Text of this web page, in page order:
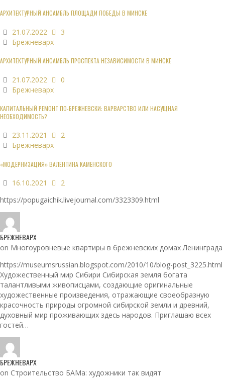
АРХИТЕКТУРНЫЙ АНСАМБЛЬ ПЛОЩАДИ ПОБЕДЫ В МИНСКЕ
21.07.2022
3
Брежневарх
АРХИТЕКТУРНЫЙ АНСАМБЛЬ ПРОСПЕКТА НЕЗАВИСИМОСТИ В МИНСКЕ
21.07.2022
0
Брежневарх
КАПИТАЛЬНЫЙ РЕМОНТ ПО-БРЕЖНЕВСКИ: ВАРВАРСТВО ИЛИ НАСУЩНАЯ
НЕОБХОДИМОСТЬ?
23.11.2021
2
Брежневарх
«МОДЕРНИЗАЦИЯ» ВАЛЕНТИНА КАМЕНСКОГО
16.10.2021
2
https://popugaichik.livejournal.com/3323309.html
БРЕЖНЕВАРХ
on Многоуровневые квартиры в брежневских домах Ленинграда
https://museumsrussian.blogspot.com/2010/10/blog-post_3225.html
Художественный мир Сибири Сибирская земля богата
талантливыми живописцами, создающие оригинальные
художественные произведения, отражающие своеобразную
красочность природы огромной сибирской земли и древний,
духовный мир проживающих здесь народов. Приглашаю всех
гостей…
БРЕЖНЕВАРХ
on Строительство БАМа: художники так видят